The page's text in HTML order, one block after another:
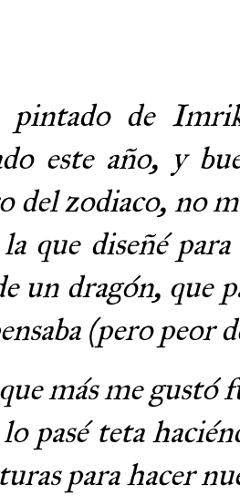
pintado de
este año, y
del zodiaco, no
la que diseñé
un dragón, que
(pero peor
más me
pasé teta
para hacer